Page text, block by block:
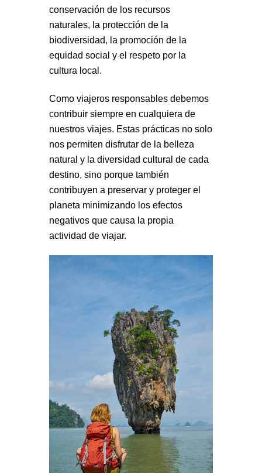
conservación de los recursos
naturales, la protección de la
biodiversidad, la promoción de la
equidad social y el respeto por la
cultura local.
Como viajeros responsables debemos
contribuir siempre en cualquiera de
nuestros viajes. Estas prácticas no solo
nos permiten disfrutar de la belleza
natural y la diversidad cultural de cada
destino, sino porque también
contribuyen a preservar y proteger el
planeta minimizando los efectos
negativos que causa la propia
actividad de viajar.